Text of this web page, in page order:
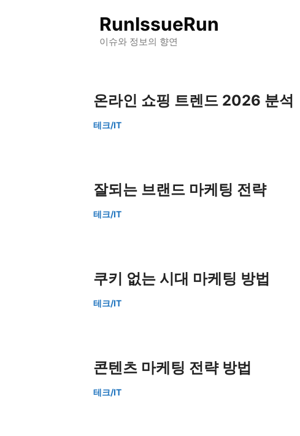
RunIssueRun
이슈와 정보의 향연
온라인 쇼핑 트렌드 2026 분석
테크/IT
잘되는 브랜드 마케팅 전략
테크/IT
쿠키 없는 시대 마케팅 방법
테크/IT
콘텐츠 마케팅 전략 방법
테크/IT